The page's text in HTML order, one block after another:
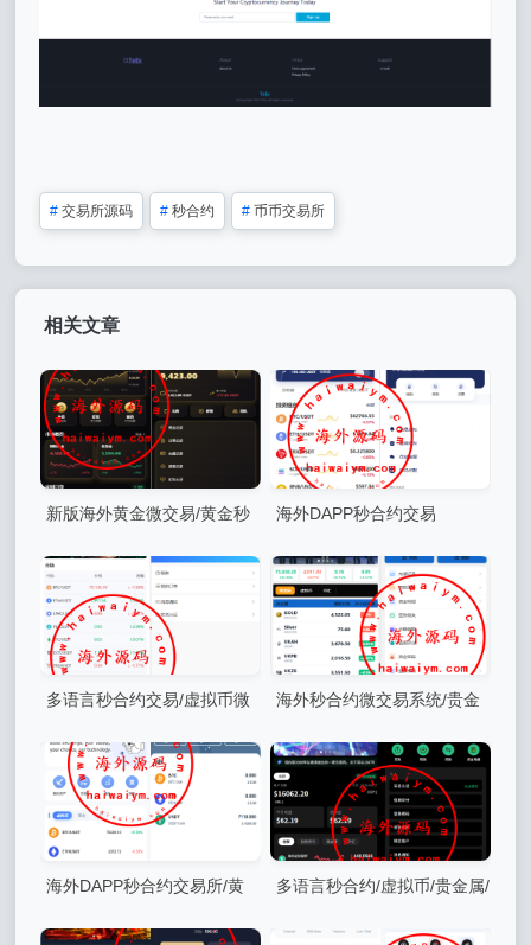
# 交易所源码 # 秒合约 # 币币交易所
相关文章
新版海外黄金微交易/黄金秒
海外DAPP秒合约交易
款
多语言秒合约交易/虚拟币微
服
海外秒合约微交易系统/贵金
统
海外DAPP秒合约交易所/黄
多语言秒合约/虚拟币/贵金属/